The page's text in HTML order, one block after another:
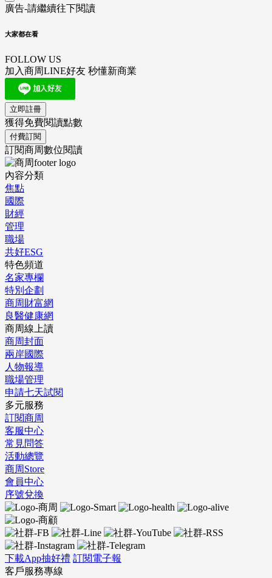
廣告-請繼續往下閱讀
大家都在看
FOLLOW US
加入商周LINE好友 秒懂新商業
立即註冊
獲得免費閱讀點數
付費訂閱
訂閱商周數位閱讀
內容分類
焦點
國際
財經
管理
職場
共好ESG
特色頻道
名家專欄
特別企劃
商周財富網
良醫健康網
商周線上讀
商周封面
兩岸國際
人物報導
職場管理
申請七天試閱
多元服務
訂閱商周
客服中心
常見問答
活動總覽
商周Store
會員中心
序號兌換
下載App抽好禮 訂閱電子報
客戶服務專線